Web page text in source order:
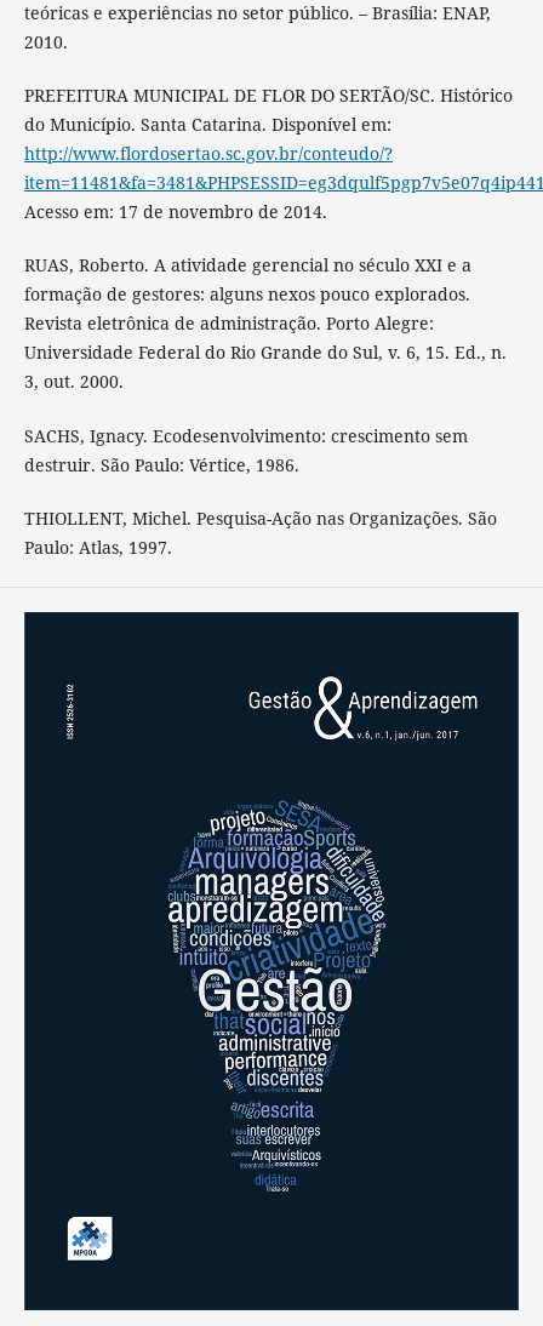
teóricas e experiências no setor público. – Brasília: ENAP,
2010.
PREFEITURA MUNICIPAL DE FLOR DO SERTÃO/SC. Histórico
do Município. Santa Catarina. Disponível em:
http://www.flordosertao.sc.gov.br/conteudo/?
Acesso em: 17 de novembro de 2014.
RUAS, Roberto. A atividade gerencial no século XXI e a
formação de gestores: alguns nexos pouco explorados.
Revista eletrônica de administração. Porto Alegre:
Universidade Federal do Rio Grande do Sul, v. 6, 15. Ed., n.
3, out. 2000.
SACHS, Ignacy. Ecodesenvolvimento: crescimento sem
destruir. São Paulo: Vértice, 1986.
THIOLLENT, Michel. Pesquisa-Ação nas Organizações. São
Paulo: Atlas, 1997.